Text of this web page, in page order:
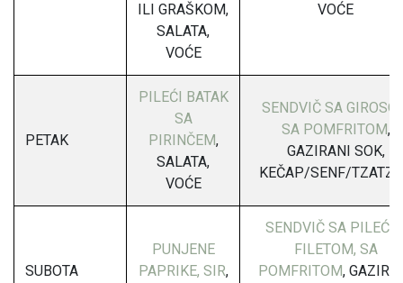
ILI GRAŠKOM,
SALATA,
VOĆE
VOĆE
PETAK
PILEĆI BATAK
SA
PIRINČEM,
SALATA,
VOĆE
SENDVIČ SA
SA POMFRITOM,
GAZIRANI SOK,
KEČAP/SENF/
SUBOTA
PUNJENE
PAPRIKE, SIR,
SENDVIČ SA
FILETOM, SA
POMFRITOM,